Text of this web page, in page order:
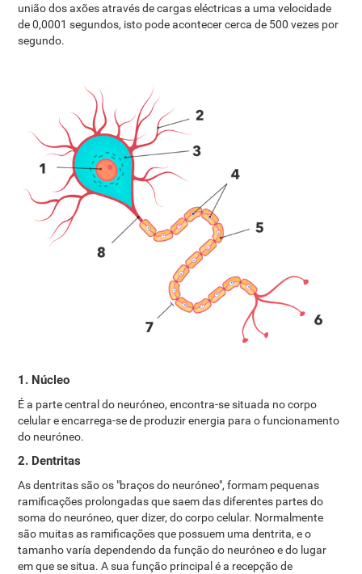
união dos axões através de cargas eléctricas a uma velocidade
de 0,0001 segundos, isto pode acontecer cerca de 500 vezes por
segundo.
1. Núcleo
É a parte central do neuróneo, encontra-se situada no corpo
celular e encarrega-se de produzir energia para o funcionamento
do neuróneo.
2. Dentritas
As dentritas são os "braços do neuróneo", formam pequenas
ramificações prolongadas que saem das diferentes partes do
soma do neuróneo, quer dizer, do corpo celular. Normalmente
são muitas as ramificações que possuem uma dentrita, e o
tamanho varía dependendo da função do neuróneo e do lugar
em que se situa. A sua função principal é a recepção de